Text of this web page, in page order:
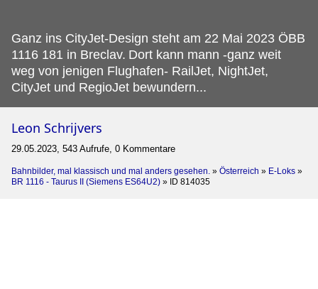
Ganz ins CityJet-Design steht am 22 Mai 2023 ÖBB
1116 181 in Breclav. Dort kann mann -ganz weit
weg von jenigen Flughafen- RailJet, NightJet,
CityJet und RegioJet bewundern...
Leon Schrijvers
29.05.2023, 543 Aufrufe, 0 Kommentare
Bahnbilder, mal klassisch und mal anders gesehen. » Österreich » E-Loks »
BR 1116 - Taurus II (Siemens ES64U2) » ID 814035